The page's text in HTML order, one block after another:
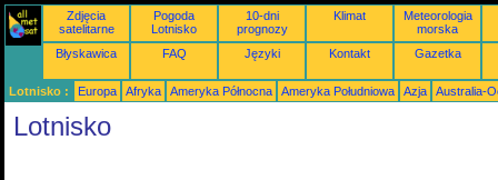
Zdjęcia
satelitarne
Pogoda
Lotnisko
10-dni
prognozy
Klimat
Meteorologia
morska
Błyskawica
FAQ Języki Kontakt Gazetka
Lotnisko : Europa Afryka Ameryka Północna Ameryka Południowa Azja Australia-
Lotnisko